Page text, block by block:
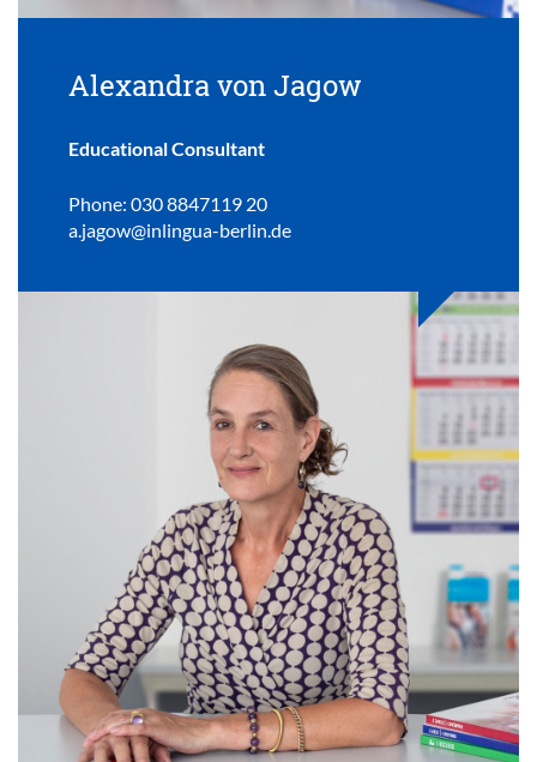
Alexandra von Jagow
Educational Consultant
Phone: 030 8847119 20
a.jagow@inlingua-berlin.de